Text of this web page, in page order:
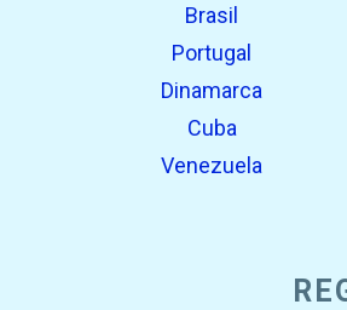
Brasil
Portugal
Dinamarca
Cuba
Venezuela